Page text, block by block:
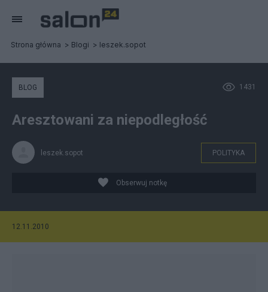
Strona główna Blogi leszek.sopot
1431
BLOG
Aresztowani za niepodległość
leszek.sopot POLITYKA
Obserwuj notkę
12.11.2010